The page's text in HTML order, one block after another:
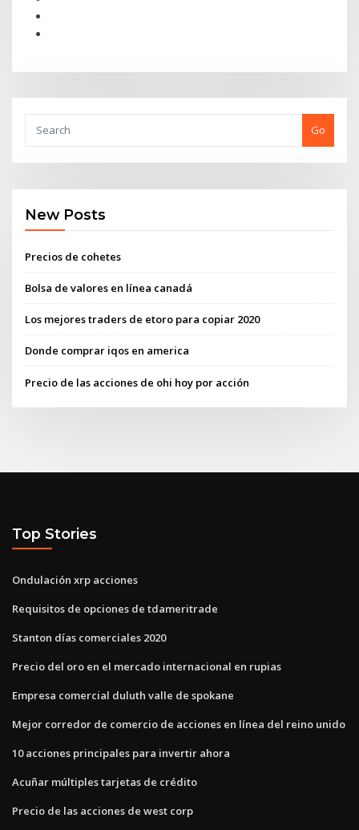
Go
New Posts
Precios de cohetes
Bolsa de valores en línea canadá
Los mejores traders de etoro para copiar 2020
Donde comprar iqos en america
Precio de las acciones de ohi hoy por acción
Top Stories
Ondulación xrp acciones
Requisitos de opciones de tdameritrade
Stanton días comerciales 2020
Precio del oro en el mercado internacional en rupias
Empresa comercial duluth valle de spokane
Mejor corredor de comercio de acciones en línea del reino unido
10 acciones principales para invertir ahora
Acuñar múltiples tarjetas de crédito
Precio de las acciones de west corp